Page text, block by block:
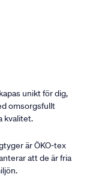
unikt för dig,
omsorgsfullt
kvalitet.
är ÖKO-tex
att de är fria